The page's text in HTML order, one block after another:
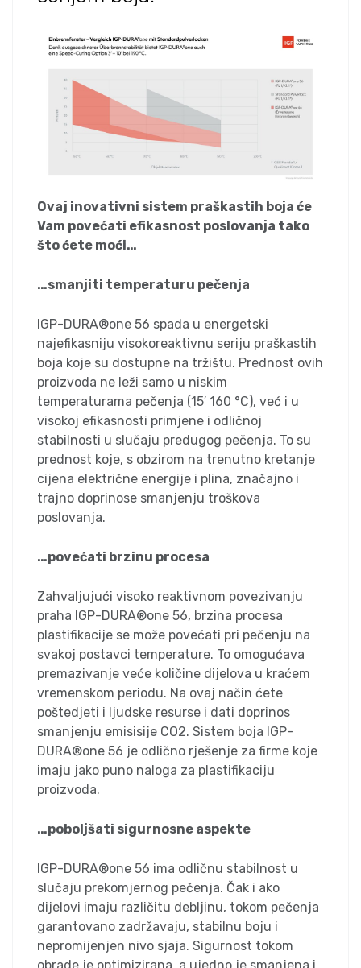
Ovaj inovativni sistem praškastih boja će
Vam povećati efikasnost poslovanja tako
što ćete moći…
…smanjiti temperaturu pečenja
IGP-DURA®one 56 spada u energetski
najefikasniju visokoreaktivnu seriju praškastih
boja koje su dostupne na tržištu. Prednost ovih
proizvoda ne leži samo u niskim
temperaturama pečenja (15′ 160 °C), već i u
visokoj efikasnosti primjene i odličnoj
stabilnosti u slučaju predugog pečenja. To su
prednost koje, s obzirom na trenutno kretanje
cijena električne energije i plina, značajno i
trajno doprinose smanjenju troškova
poslovanja.
…povećati brzinu procesa
Zahvaljujući visoko reaktivnom povezivanju
praha IGP-DURA®one 56, brzina procesa
plastifikacije se može povećati pri pečenju na
svakoj postavci temperature. To omogućava
premazivanje veće količine dijelova u kraćem
vremenskom periodu. Na ovaj način ćete
poštedjeti i ljudske resurse i dati doprinos
smanjenju emisisije CO2. Sistem boja IGP-
DURA®one 56 je odlično rješenje za firme koje
imaju jako puno naloga za plastifikaciju
proizvoda.
…poboljšati sigurnosne aspekte
IGP-DURA®one 56 ima odličnu stabilnost u
slučaju prekomjernog pečenja. Čak i ako
dijelovi imaju različitu debljinu, tokom pečenja
garantovano zadržavaju, stabilnu boju i
nepromijenjen nivo sjaja. Sigurnost tokom